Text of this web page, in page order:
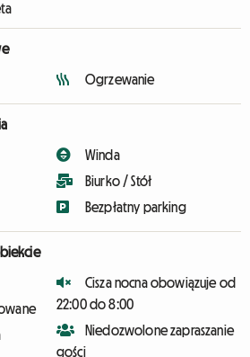
Ogrzewanie
Winda
Biurko / Stół
Bezpłatny parking
Cisza nocna obowiązuje od
22:00 do 8:00
Niedozwolone zapraszanie
gości